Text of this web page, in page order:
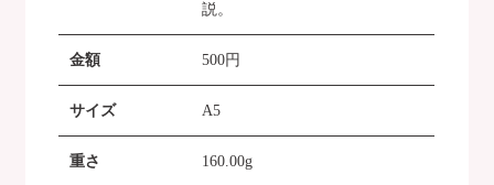
説。
金額 500円
サイズ A5
重さ 160.00g